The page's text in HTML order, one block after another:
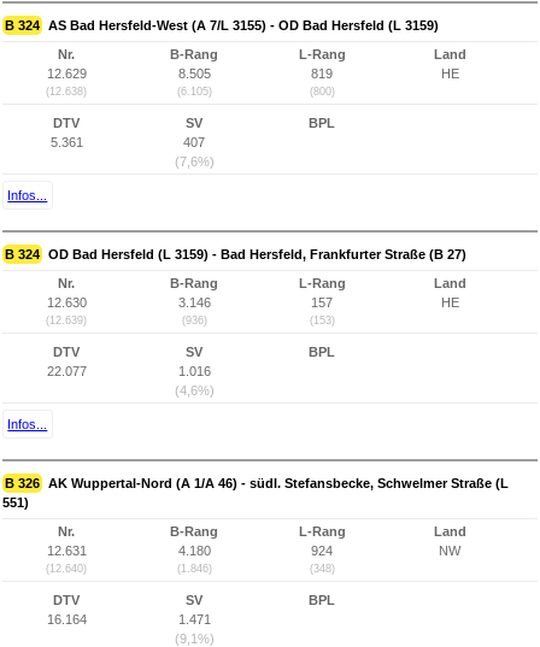
B 324 AS Bad Hersfeld-West (A 7/L 3155) - OD Bad Hersfeld (L 3159)
Nr.
12.629
(12.638)
B-Rang
8.505
(6.105)
L-Rang
819
(800)
Land
HE
DTV
5.361
SV
407
(7,6%)
BPL
Infos...
B 324 OD Bad Hersfeld (L 3159) - Bad Hersfeld, Frankfurter Straße (B 27)
Nr.
12.630
(12.639)
B-Rang
3.146
(936)
L-Rang
157
(153)
Land
HE
DTV
22.077
SV
1.016
(4,6%)
BPL
Infos...
B 326 AK Wuppertal-Nord (A 1/A 46) - südl. Stefansbecke, Schwelmer Straße (L
551)
Nr.
12.631
(12.640)
B-Rang
4.180
(1.846)
L-Rang
924
(348)
Land
NW
DTV
16.164
SV
1.471
(9,1%)
BPL